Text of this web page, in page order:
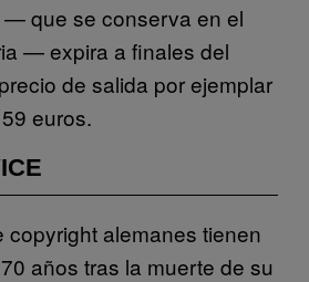
— que se conserva en el
— expira a finales del
de salida por ejemplar
euros.
copyright alemanes tienen
años tras la muerte de su